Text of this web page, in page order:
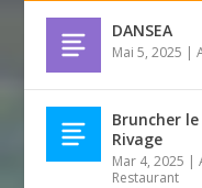
DANSEA
Mai 5, 2025 |
Bruncher
Rivage
Mar 4, 2025 |
Restaurant